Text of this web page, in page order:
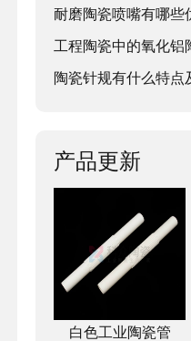
耐磨陶瓷喷嘴有哪些
工程陶瓷中的氧化铝
陶瓷针规有什么特点
产品更新
白色工业陶瓷管